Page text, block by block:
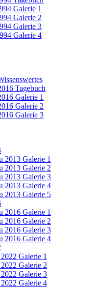
Galerie 1
Galerie 2
Galerie 3
Galerie 4
Tagebuch
Galerie 1
Galerie 2
Galerie 3
2013 Galerie 1
2013 Galerie 2
2013 Galerie 3
2013 Galerie 4
2013 Galerie 5
2016 Galerie 1
2016 Galerie 2
2016 Galerie 3
2016 Galerie 4
Galerie 1
Galerie 2
Galerie 3
Galerie 4